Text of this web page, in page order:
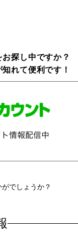
探し中ですか？
れて便利です！
でしょうか？